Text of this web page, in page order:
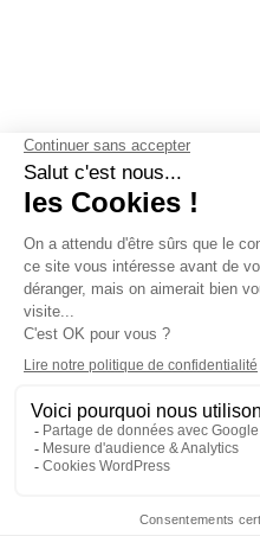
Contactez-nous-
confidentialité-Gestion des